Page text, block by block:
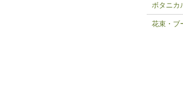
ボタニカ
花束・ブ